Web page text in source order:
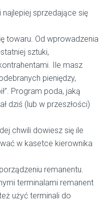
sprzedające się
towaru. Od wprowadzenia
sztuki,
Ile masz
pieniędzy,
Program poda, jaką
dziś (lub w przeszłości)
chwili dowiesz się ile
w kasetce kierownika
remanentu.
terminalami remanent
użyć terminali do